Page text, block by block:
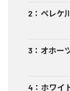
2 ： ペレケ
3 ： オホー
4 ： ホワイ